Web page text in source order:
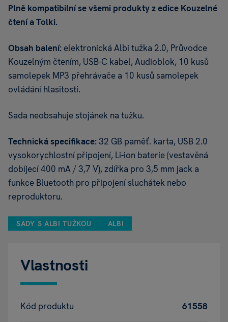
Plně kompatibilní se všemi produkty z edice Kouzelné
čtení a Tolki.
Obsah balení: elektronická Albi tužka 2.0, Průvodce
Kouzelným čtením, USB-C kabel, Audioblok, 10 kusů
samolepek MP3 přehrávače a 10 kusů samolepek
ovládání hlasitosti.
Sada neobsahuje stojánek na tužku.
Technická specifikace: 32 GB paměť. karta, USB 2.0
vysokorychlostní připojení, Li-ion baterie (vestavěná
dobíjecí 400 mA / 3,7 V), zdířka pro 3,5 mm jack a
funkce Bluetooth pro připojení sluchátek nebo
reproduktoru.
SADY S ALBI TUŽKOU ALBI
Vlastnosti
Kód produktu 61558